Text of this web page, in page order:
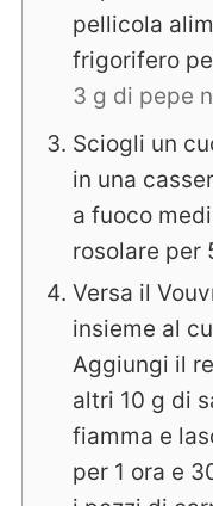
pellicola
frigorifero
3 g di pepe
Sciogli un
in una
a fuoco
rosolare per
Versa il
insieme al
Aggiungi il
altri 10 g di
fiamma e
per 1 ora e